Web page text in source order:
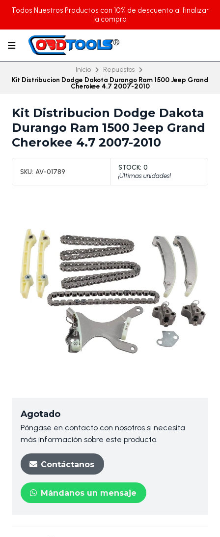
Todos Nuestros Productos con 10% de descuento al finalizar
la compra
Inicio
Repuestos
Kit Distribucion Dodge Dakota Durango Ram 1500 Jeep Grand
Cherokee 4.7 2007-2010
Kit Distribucion Dodge Dakota
Durango Ram 1500 Jeep Grand
Cherokee 4.7 2007-2010
SKU: AV-01789
STOCK: 0
¡Últimas unidades!
Agotado
Póngase en contacto con nosotros si necesita
más información sobre este producto.
Contáctanos
Mándanos un mensaje